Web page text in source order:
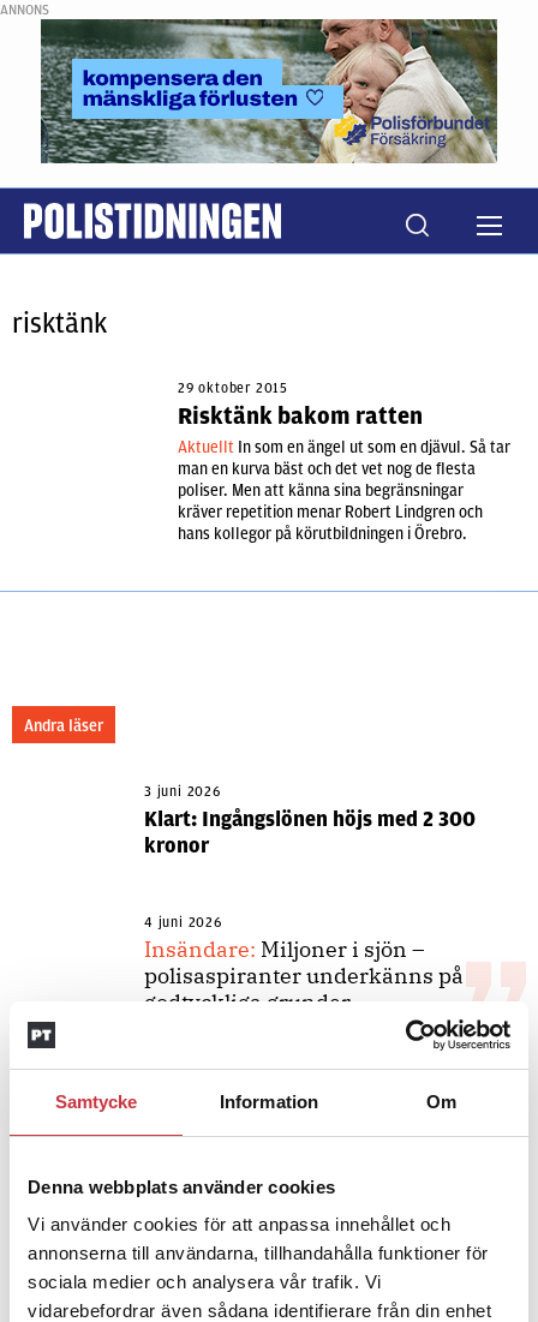
Samtycke Information Om
Denna webbplats använder cookies
Vi använder cookies för att anpassa innehållet och
annonserna till användarna, tillhandahålla funktioner för
sociala medier och analysera vår trafik. Vi
vidarebefordrar även sådana identifierare från din enhet
ANNONS
risktänk
29 oktober 2015
Risktänk bakom ratten
Aktuellt In som en ängel ut som en djävul. Så tar
man en kurva bäst och det vet nog de flesta
poliser. Men att känna sina begränsningar
kräver repetition menar Robert Lindgren och
hans kollegor på körutbildningen i Örebro.
Andra läser
3 juni 2026
Klart: Ingångslönen höjs med 2 300
kronor
4 juni 2026
Insändare: Miljoner i sjön –
polisaspiranter underkänns på
godtyckliga grunder
– nu ska han lära sig grunderna
4 juni 2026
Polisregionen erkänner fel: ”Kommer
att rättas till”